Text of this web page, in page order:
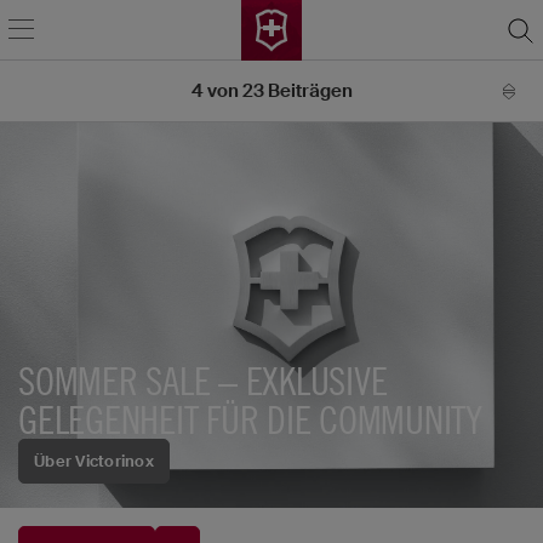
Über Victorinox
SOMMER SALE – EXKLUSIVE
GELEGENHEIT FÜR DIE COMMUNITY
4von 23Beiträgen